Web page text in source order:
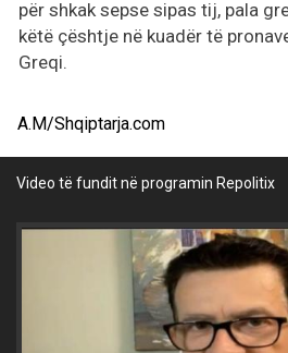
për shkak sepse sipas tij, pala
këtë çështje në kuadër të
Greqi.
A.M/Shqiptarja.com
Video të fundit në programin Repolitix